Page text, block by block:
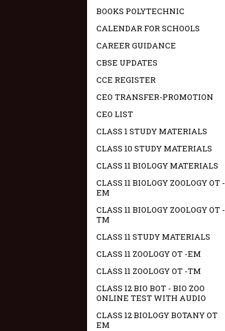
BOOKS POLYTECHNIC
CALENDAR FOR SCHOOLS
CAREER GUIDANCE
CBSE UPDATES
CCE REGISTER
CEO TRANSFER-PROMOTION
CEO LIST
CLASS 1 STUDY MATERIALS
CLASS 10 STUDY MATERIALS
CLASS 11 BIOLOGY MATERIALS
CLASS 11 BIOLOGY ZOOLOGY OT -
EM
CLASS 11 BIOLOGY ZOOLOGY OT -
TM
CLASS 11 STUDY MATERIALS
CLASS 11 ZOOLOGY OT -EM
CLASS 11 ZOOLOGY OT -TM
CLASS 12 BIO BOT - BIO ZOO
ONLINE TEST WITH AUDIO
CLASS 12 BIOLOGY BOTANY OT
EM